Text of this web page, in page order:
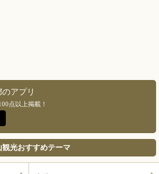
アプリ
点以上掲載！
観光おすすめテーマ